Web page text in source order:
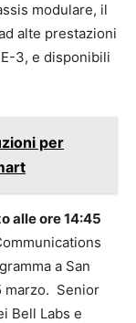
modulare, il
alte prestazioni
3, e disponibili
per
alle ore 14:45
a San
marzo. Senior
Bell Labs e